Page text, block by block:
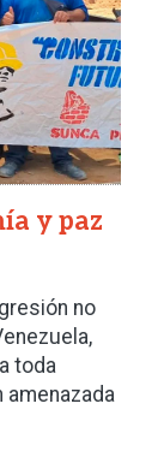
y paz
no
toda
amenazada